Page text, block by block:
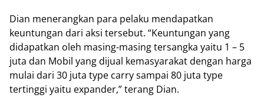
Dian menerangkan para pelaku mendapatkan
keuntungan dari aksi tersebut. “Keuntungan yang
didapatkan oleh masing-masing tersangka yaitu 1 – 5
juta dan Mobil yang dijual kemasyarakat dengan harga
mulai dari 30 juta type carry sampai 80 juta type
tertinggi yaitu expander,” terang Dian.